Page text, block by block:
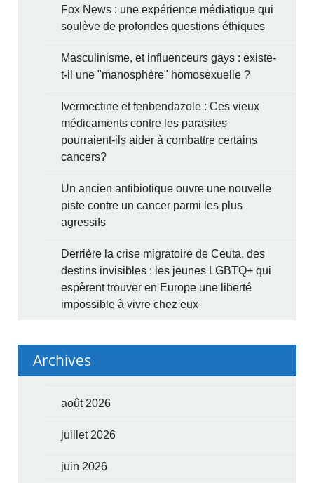
Fox News : une expérience médiatique qui
soulève de profondes questions éthiques
Masculinisme, et influenceurs gays : existe-
t-il une "manosphère" homosexuelle ?
Ivermectine et fenbendazole : Ces vieux
médicaments contre les parasites
pourraient-ils aider à combattre certains
cancers?
Un ancien antibiotique ouvre une nouvelle
piste contre un cancer parmi les plus
agressifs
Derrière la crise migratoire de Ceuta, des
destins invisibles : les jeunes LGBTQ+ qui
espèrent trouver en Europe une liberté
impossible à vivre chez eux
Archives
août 2026
juillet 2026
juin 2026